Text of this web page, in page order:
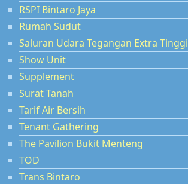
RSPI Bintaro Jaya
Rumah Sudut
Saluran Udara Tegangan Extra Tinggi
Show Unit
Supplement
Surat Tanah
Tarif Air Bersih
Tenant Gathering
The Pavilion Bukit Menteng
TOD
Trans Bintaro